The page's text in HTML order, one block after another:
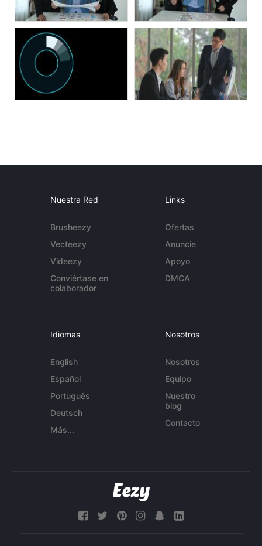
Nuestra Red
Brusheezy
Vecteezy
Videezy
Conviértase en
colaborador
Links
Ofertas
Anuncie
Apoyo
DMCA
Idiomas
English
Español
Português
Deutsch
Más...
Nosotros
Nosotros
Equipo
Nuestro
blog
Contacto